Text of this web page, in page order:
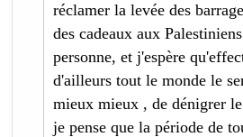
réclamer la levée des
des cadeaux aux
personne, et j'espère
d'ailleurs tout le monde le
mieux mieux , de dénigrer
je pense que la période de